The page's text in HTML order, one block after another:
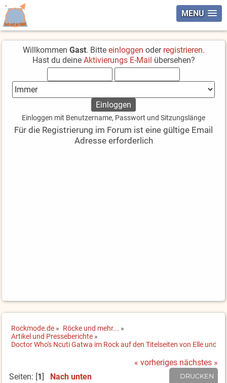
MENU
Willkommen Gast. Bitte einloggen oder registrieren.
Hast du deine Aktivierungs E-Mail übersehen?
Einloggen mit Benutzername, Passwort und Sitzungslänge
Für die Registrierung im Forum ist eine gültige Email
Adresse erforderlich
Rockmode.de » Röcke und mehr... »
Artikel und Presseberichte »
Doctor Who's Ncuti Gatwa im Rock auf den Titelseiten von Elle und
« vorheriges nächstes »
DRUCKEN
Seiten: [1] Nach unten